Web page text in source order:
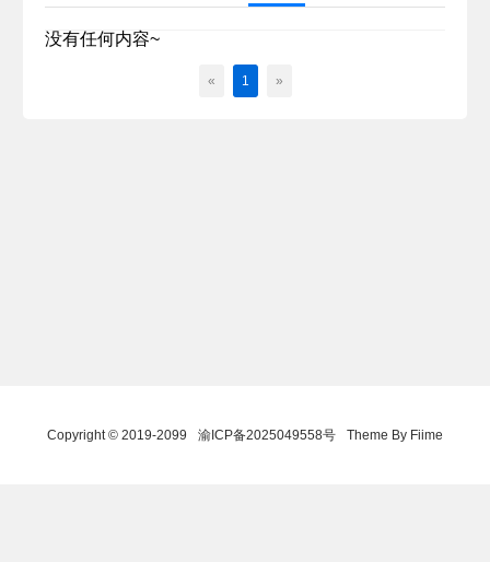
没有任何内容~
« 1 »
Copyright © 2019-2099 渝ICP备2025049558号 Theme By Fiime